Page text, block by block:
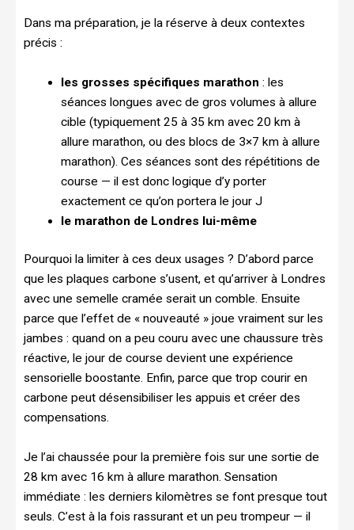
Dans ma préparation, je la réserve à deux contextes
précis :
les grosses spécifiques marathon : les
séances longues avec de gros volumes à allure
cible (typiquement 25 à 35 km avec 20 km à
allure marathon, ou des blocs de 3×7 km à allure
marathon). Ces séances sont des répétitions de
course — il est donc logique d’y porter
exactement ce qu’on portera le jour J
le marathon de Londres lui-même
Pourquoi la limiter à ces deux usages ? D’abord parce
que les plaques carbone s’usent, et qu’arriver à Londres
avec une semelle cramée serait un comble. Ensuite
parce que l’effet de « nouveauté » joue vraiment sur les
jambes : quand on a peu couru avec une chaussure très
réactive, le jour de course devient une expérience
sensorielle boostante. Enfin, parce que trop courir en
carbone peut désensibiliser les appuis et créer des
compensations.
Je l’ai chaussée pour la première fois sur une sortie de
28 km avec 16 km à allure marathon. Sensation
immédiate : les derniers kilomètres se font presque tout
seuls. C’est à la fois rassurant et un peu trompeur — il